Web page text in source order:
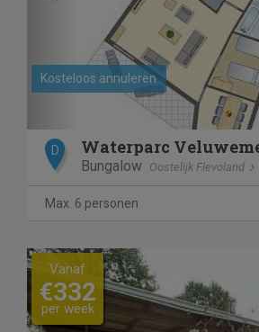
Kosteloos annuleren
D
Bungalow Oostelijk Flevoland
Max. 6 personen
Vanaf
€332
per week